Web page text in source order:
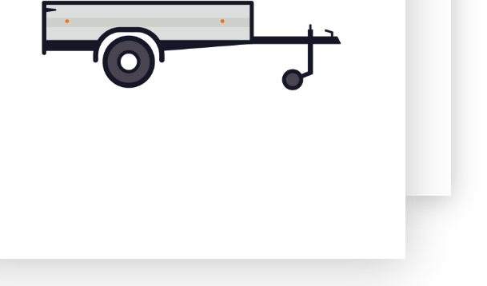
Prepravníky
minibágrov
prívesy